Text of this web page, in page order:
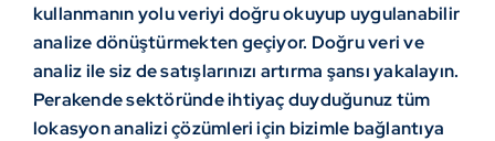
kullanmanın yolu veriyi doğru okuyup uygulanabilir
analize dönüştürmekten geçiyor. Doğru veri ve
analiz ile siz de satışlarınızı artırma şansı yakalayın.
Perakende sektöründe ihtiyaç duyduğunuz tüm
lokasyon analizi çözümleri içinbizimle bağlantıya